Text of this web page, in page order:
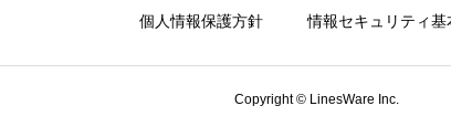
個人情報保護方針 情報セキュリティ基
Copyright © LinesWare Inc.